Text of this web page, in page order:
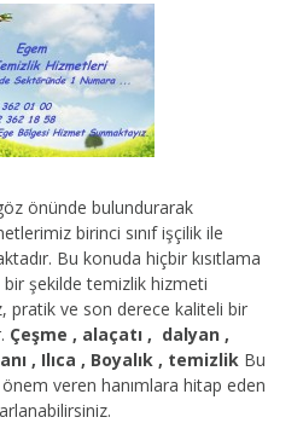
önünde bulundurarak
birinci sınıf işçilik ile
Bu konuda hiçbir kısıtlama
şekilde temizlik hizmeti
pratik ve son derece kaliteli bir
Çeşme , alaçatı , dalyan ,
, Ilıca , Boyalık , temizlik Bu
veren hanımlara hitap eden